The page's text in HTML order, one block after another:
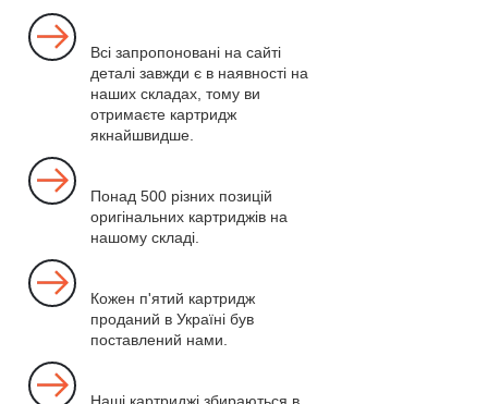
Всі запропоновані на сайті
деталі завжди є в наявності на
наших складах, тому ви
отримаєте картридж
якнайшвидше.
Понад 500 різних позицій
оригінальних картриджів на
нашому складі.
Кожен п'ятий картридж
проданий в Україні був
поставлений нами.